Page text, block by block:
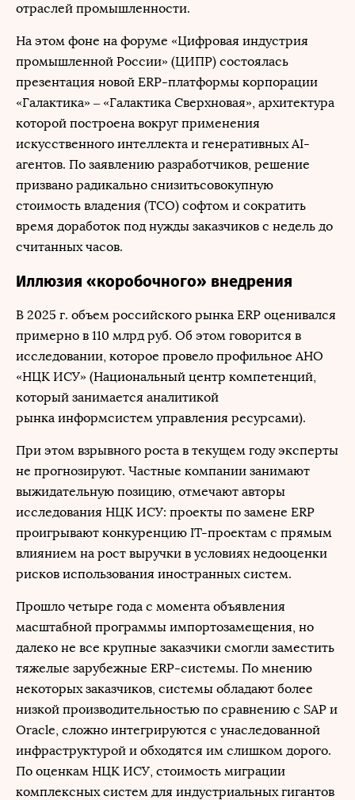
отраслей промышленности.
На этом фоне на форуме «Цифровая индустрия
промышленной России» (ЦИПР) состоялась
презентация новой ERP-платформы корпорации
«Галактика» – «Галактика Сверхновая», архитектура
которой построена вокруг применения
искусственного интеллекта и генеративных AI-
агентов. По заявлению разработчиков, решение
призвано радикально снизитьсовокупную
стоимость владения (TCO) софтом и сократить
время доработок под нужды заказчиков с недель до
считанных часов.
Иллюзия «коробочного» внедрения
В 2025 г. объем российского рынка ERP оценивался
примерно в 110 млрд руб. Об этом говорится в
исследовании, которое провело профильное АНО
«НЦК ИСУ» (Национальный центр компетенций,
который занимается аналитикой
рынка информсистем управления ресурсами).
При этом взрывного роста в текущем году эксперты
не прогнозируют. Частные компании занимают
выжидательную позицию, отмечают авторы
исследования НЦК ИСУ: проекты по замене ERP
проигрывают конкуренцию IT-проектам с прямым
влиянием на рост выручки в условиях недооценки
рисков использования иностранных систем.
Прошло четыре года с момента объявления
масштабной программы импортозамещения, но
далеко не все крупные заказчики смогли заместить
тяжелые зарубежные ERP-системы. По мнению
некоторых заказчиков, системы обладают более
низкой производительностью по сравнению с SAP и
Oracle, сложно интегрируются с унаследованной
инфраструктурой и обходятся им слишком дорого.
По оценкам НЦК ИСУ, стоимость миграции
комплексных систем для индустриальных гигантов